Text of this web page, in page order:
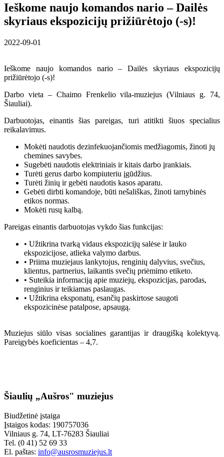
Ieškome naujo komandos nario – Dailės
skyriaus ekspozicijų prižiūrėtojo (-s)!
2022-09-01
Ieškome naujo komandos nario – Dailės skyriaus ekspozicijų
prižiūrėtojo (-s)!
Darbo vieta – Chaimo Frenkelio vila-muziejus (Vilniaus g. 74,
Šiauliai).
Darbuotojas, einantis šias pareigas, turi atitikti šiuos specialius
reikalavimus.
Mokėti naudotis dezinfekuojančiomis medžiagomis, žinoti jų
chemines savybes.
Sugebėti naudotis elektriniais ir kitais darbo įrankiais.
Turėti gerus darbo kompiuteriu įgūdžius.
Turėti žinių ir gebėti naudotis kasos aparatu.
Gebėti dirbti komandoje, būti nešališkas, žinoti tarnybinės
etikos normas.
Mokėti rusų kalbą.
Pareigas einantis darbuotojas vykdo šias funkcijas:
• Užtikrina tvarką vidaus ekspozicijų salėse ir lauko
ekspozicijose, atlieka valymo darbus.
• Priima muziejaus lankytojus, renginių dalyvius, svečius,
klientus, partnerius, laikantis svečių priėmimo etiketo.
• Suteikia informaciją apie muziejų, ekspozicijas, parodas,
renginius ir teikiamas paslaugas.
• Užtikrina eksponatų, esančių paskirtose saugoti
ekspozicinėse patalpose, apsaugą.
Muziejus siūlo visas socialines garantijas ir draugišką kolektyvą.
Pareigybės koeficientas – 4,7.
Šiaulių „Aušros" muziejus
Biudžetinė įstaiga
Įstaigos kodas: 190757036
Vilniaus g. 74, LT-76283 Šiauliai
Tel. (0 41) 52 69 33
El. paštas: info@ausrosmuziejus.lt